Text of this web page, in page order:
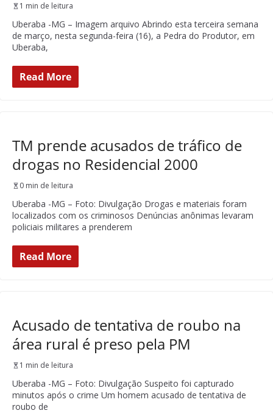
1 min de leitura
Uberaba -MG – Imagem arquivo Abrindo esta terceira semana
de março, nesta segunda-feira (16), a Pedra do Produtor, em
Uberaba,
Read More
TM prende acusados de tráfico de
drogas no Residencial 2000
0 min de leitura
Uberaba -MG – Foto: Divulgação Drogas e materiais foram
localizados com os criminosos Denúncias anônimas levaram
policiais militares a prenderem
Read More
Acusado de tentativa de roubo na
área rural é preso pela PM
1 min de leitura
Uberaba -MG – Foto: Divulgação Suspeito foi capturado
minutos após o crime Um homem acusado de tentativa de
roubo de